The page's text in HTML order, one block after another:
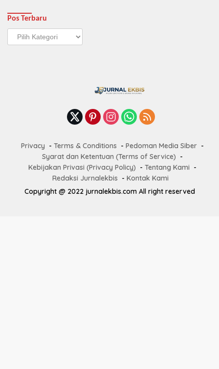
Pos Terbaru
Pos
Terbaru
Privacy Terms & Conditions
Pedoman Media Siber
Syarat dan Ketentuan (Terms of Service)
Kebijakan Privasi (Privacy Policy)
Tentang Kami
Redaksi Jurnalekbis
Kontak Kami
Copyright @ 2022 jurnalekbis.com All right reserved